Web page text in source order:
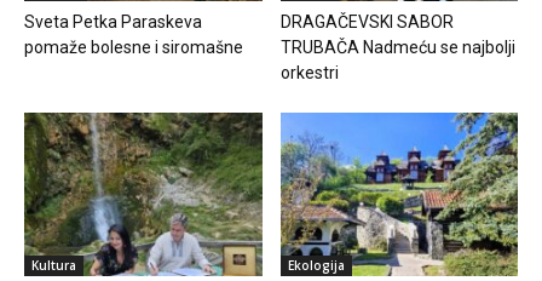
Sveta Petka Paraskeva
pomaže bolesne i siromašne
DRAGAČEVSKI SABOR
TRUBAČA Nadmeću se najbolji
orkestri
Kultura Ekologija